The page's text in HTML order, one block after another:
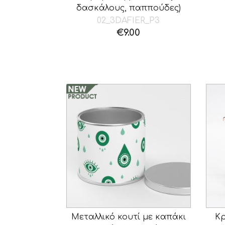
δασκάλους, παππούδες)
02_3DAFIER_P3
€9.00
Μεταλλικό κουτί με καπάκι